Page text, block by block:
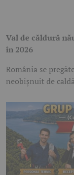
Val de căldură
în 2026
România se
neobișnuit de